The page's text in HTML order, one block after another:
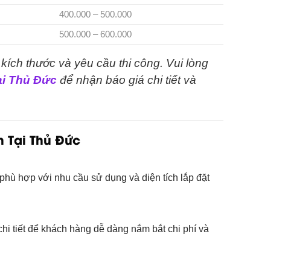
400.000 – 500.000
500.000 – 600.000
thước và yêu cầu thi công. Vui lòng
Thủ Đức để nhận báo giá chi tiết và
Tại Thủ Đức
hợp với nhu cầu sử dụng và diện tích lắp đặt
tiết để khách hàng dễ dàng nắm bắt chi phí và